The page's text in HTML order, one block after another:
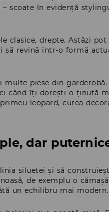
scoate în evidență
clasice, drepte. Astăzi
să revină într-o formă
piese din garderobă.
când îți dorești o ținută
leopard, curea
dar
siluetei și să
de exemplu o
un echilibru mai modern.